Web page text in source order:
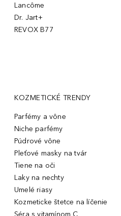
Lancôme
Dr. Jart+
REVOX B77
KOZMETICKÉ TRENDY
Parfémy a vône
Niche parfémy
Púdrové vône
Pleťové masky na tvár
Tiene na oči
Laky na nechty
Umelé riasy
Kozmeticke štetce na líčenie
Séra s vitamínom C